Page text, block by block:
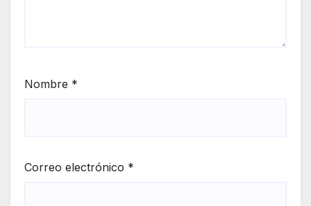
Nombre *
Correo electrónico *